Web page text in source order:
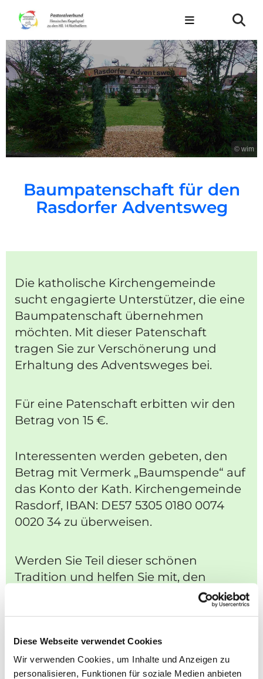
Diese Webseite verwendet Cookies
Wir verwenden Cookies, um Inhalte und Anzeigen zu
personalisieren, Funktionen für soziale Medien anbieten
© wim
Baumpatenschaft für den
Rasdorfer Adventsweg
Die katholische Kirchengemeinde
sucht engagierte Unterstützer, die eine
Baumpatenschaft übernehmen
möchten. Mit dieser Patenschaft
tragen Sie zur Verschönerung und
Erhaltung des Adventsweges bei.
Für eine Patenschaft erbitten wir den
Betrag von 15 €.
Interessenten werden gebeten, den
Betrag mit Vermerk „Baumspende“ auf
das Konto der Kath. Kirchengemeinde
Rasdorf, IBAN: DE57 5305 0180 0074
0020 34 zu überweisen.
Werden Sie Teil dieser schönen
Tradition und helfen Sie mit, den
Rasdorfer Adventsweg noch attraktiver
Falls Sie lieber online spenden
möchten: